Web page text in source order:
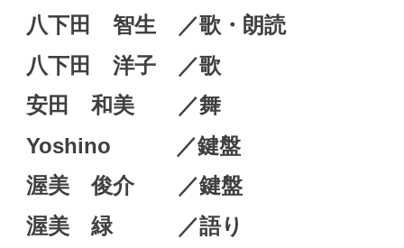
八下田 智生 ／歌・朗読
八下田 洋子 ／歌
安田 和美 ／舞
Yoshino ／鍵盤
渥美 俊介 ／鍵盤
渥美 緑 ／語り